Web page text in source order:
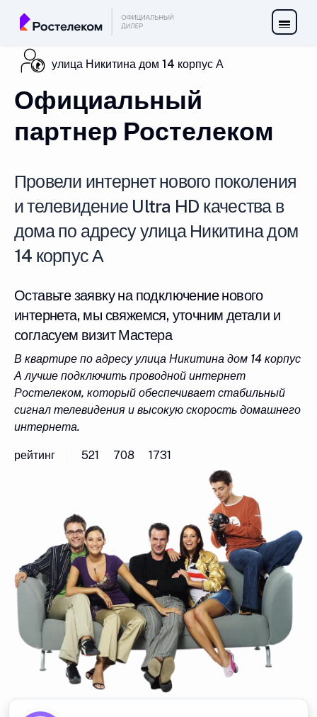
улица Никитина дом 14 корпус А
Официальный
партнер Ростелеком
Провели интернет нового поколения
и телевидение Ultra HD качества в
дома по адресу улица Никитина дом
14 корпус А
Оставьте заявку на подключение нового
интернета, мы свяжемся, уточним детали и
согласуем визит Мастера
В квартире по адресу улица Никитина дом 14 корпус
А лучше подключить проводной интернет
Ростелеком, который обеспечивает стабильный
сигнал телевидения и высокую скорость домашнего
интернета.
рейтинг 521 708 1731